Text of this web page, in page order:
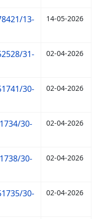
13-
14-05-2026
31-
02-04-2026
30-
02-04-2026
30-
02-04-2026
30-
02-04-2026
30-
02-04-2026